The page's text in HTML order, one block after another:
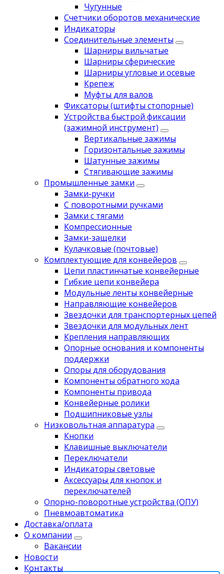
Чугунные
Счетчики оборотов механические
Индикаторы
Соединительные элементы
Шарниры вильчатые
Шарниры сферические
Шарниры угловые и осевые
Крепеж
Муфты для валов
Фиксаторы (штифты стопорные)
Устройства быстрой фиксации
(зажимной инструмент)
Вертикальные зажимы
Горизонтальные зажимы
Шатунные зажимы
Стягивающие зажимы
Промышленные замки
Замки-ручки
С поворотными ручками
Замки с тягами
Компрессионные
Замки-защелки
Кулачковые (почтовые)
Комплектующие для конвейеров
Цепи пластинчатые конвейерные
Гибкие цепи конвейера
Модульные ленты конвейерные
Направляющие конвейеров
Звездочки для транспортерных цепей
Звездочки для модульных лент
Крепления направляющих
Опорные основания и компоненты
поддержки
Опоры для оборудования
Компоненты обратного хода
Компоненты привода
Koнвейерныe pолики
Подшипниковые узлы
Низковольтная аппаратура
Кнопки
Клавишные выключатели
Переключатели
Индикаторы световые
Аксессуары для кнопок и
переключателей
Опорно-поворотные устройства (ОПУ)
Пневмоавтоматика
Доставка/оплата
О компании
Вакансии
Новости
Контакты